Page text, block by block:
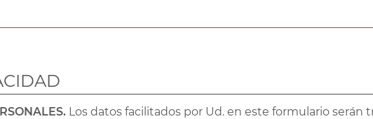
Los datos facilitados por Ud. en este formulario serán